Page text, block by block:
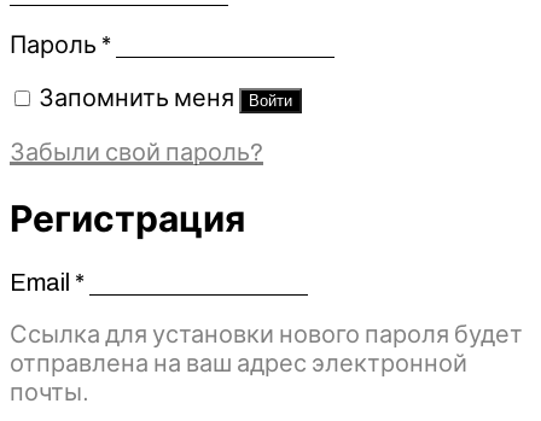
Пароль *Обязательно
Запомнить меня Войти
Забыли свой пароль?
Регистрация
Email *Обязательно
Ссылка для установки нового пароля будет
отправлена ​​на ваш адрес электронной
почты.